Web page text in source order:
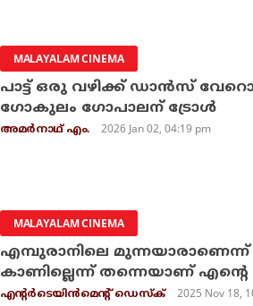
MALAYALAM CINEMA
പാട്ട് ഒരു വഴിക്ക് ഡാന്‍സ്
ഗോകുലം ഗോപാലന് ട്രോള്‍
അമര്‍നാഥ് എം. 2026 Jan 02, 04:19 pm
MALAYALAM CINEMA
എമ്പുരാനിലെ മുന്നയാരാണെന്ന്
കാണില്ലെന്ന് തന്നെയാണ്
എന്റര്‍ടെയിന്‍മെന്റ് ഡെസ്‌ക് 2025 Nov 18,